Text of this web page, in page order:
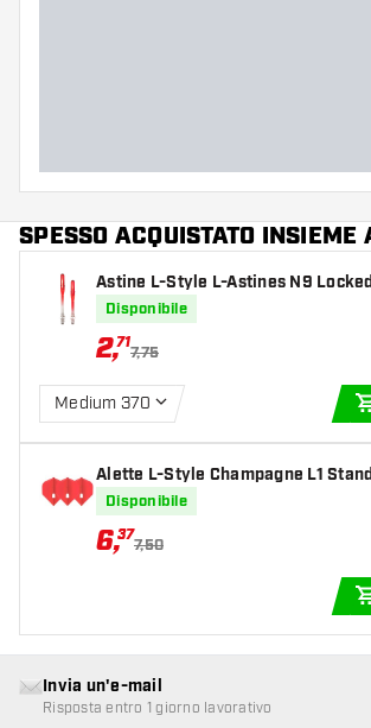
SPESSO ACQUISTATO INSIEME
Astine L-Style L-Astines N9
lim Apple Red
Disponibile
2,71
7,75
Medium 370
Alette L-Style Champagne L1
d Solid Red
Disponibile
6,37
7,50
Invia un'e-mail
Risposta entro 1 giorno lavorativo